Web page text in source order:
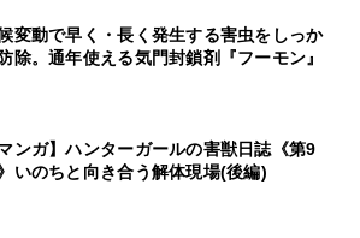
変動で早く・長く発生する害虫をしっか
除。通年使える気門封鎖剤『フーモン』
マンガ】ハンターガールの害獣日誌《第9
いのちと向き合う解体現場(後編)